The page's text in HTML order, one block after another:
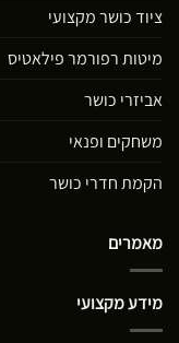
ציוד כושר מקצועי
מיטות רפורמר פילאטיס
אביזרי כושר
משחקים ופנאי
הקמת חדרי כושר
מאמרים
מידע מקצועי